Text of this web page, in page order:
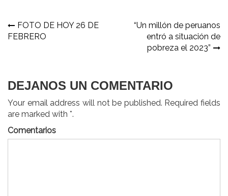
Navegación
de
FOTO DE HOY 26 DE
FEBRERO
“Un millón de peruanos
entró a situación de
pobreza el 2023”
DEJANOS UN COMENTARIO
Your email address will not be published. Required fields
are marked with *.
Comentarios